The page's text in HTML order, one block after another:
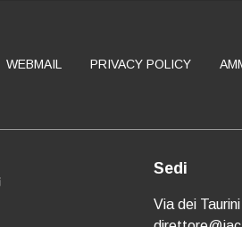
WEBMAIL PRIVACY POLICY
Sedi
Via dei